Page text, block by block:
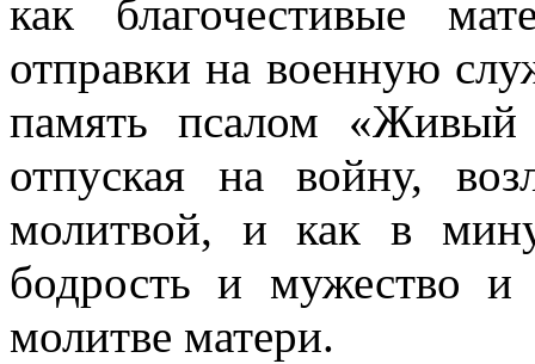
как благочестивые
отправки на военную
память псалом
отпуская на войну,
молитвой, и как в
бодрость и мужество
молитве матери.